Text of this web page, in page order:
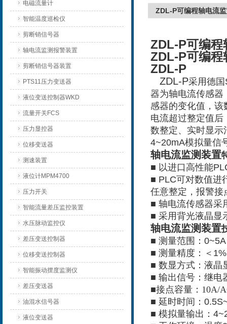
电磁流量计
智能温度巡检仪
剪断销信号器
轴电流监测报警装置
剪断销信号器装置
PTS11压力变送器
液位变送控制器WKD
流量开关FCS
压力显控器
位移变送器
测速装置
液位计MPM4700
压力开关
智能流量差压监控装置
水压脉动监控仪
差压变送控制器
位移变送控制器
智能振动摆度监测仪
差压变送器
油混水信号器
液位变送器
ZDL-P可编程轴电流
ZDL-P可编程
ZDL-P可编程
ZDL-P
ZDL-P采用德
器为轴电流传感器
感器的变化值，
电流超过整定值
数整定、实时显示
4~20mA模拟量信
轴电流监测装置
■ 以进口高性能
■ PLC可对数值进
任意整定，报警接
■ 轴电流传感器采
■ 采用背光液晶显
轴电流监测装置
■ 测量范围：
■ 测量精度：＜1%
■ 数显方式：液晶
■ 输出信号：继电
■接点容量：10A/
■ 延时时间：
■ 模拟量输出：